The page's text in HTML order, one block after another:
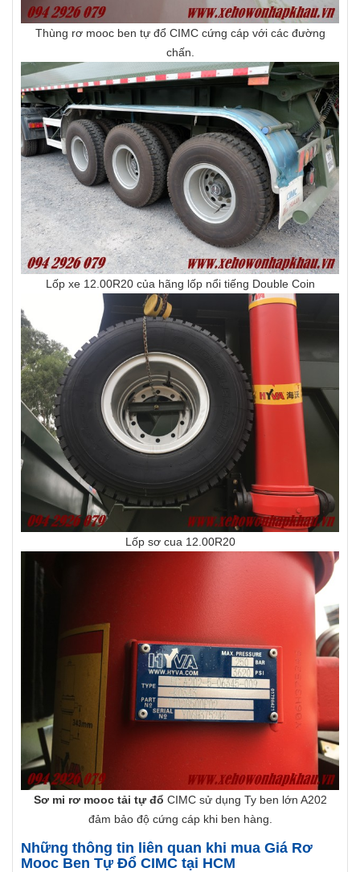
Thùng rơ mooc ben tự đổ CIMC cứng cáp với các đường
chấn.
Lốp xe 12.00R20 của hãng lốp nổi tiếng Double Coin
Lốp sơ cua 12.00R20
Sơ mi rơ mooc tải tự đổ CIMC sử dụng Ty ben lớn A202
đảm bảo độ cứng cáp khi ben hàng.
Những thông tin liên quan khi mua Giá Rơ
Mooc Ben Tự Đổ CIMC tại HCM